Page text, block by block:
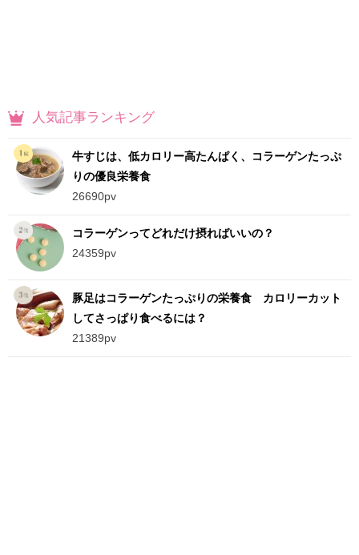
人気記事ランキング
牛すじは、低カロリー高たんぱく、コラーゲンたっぷ
りの優良栄養食
26690pv
コラーゲンってどれだけ摂ればいいの？
24359pv
豚足はコラーゲンたっぷりの栄養食 カロリーカット
してさっぱり食べるには？
21389pv